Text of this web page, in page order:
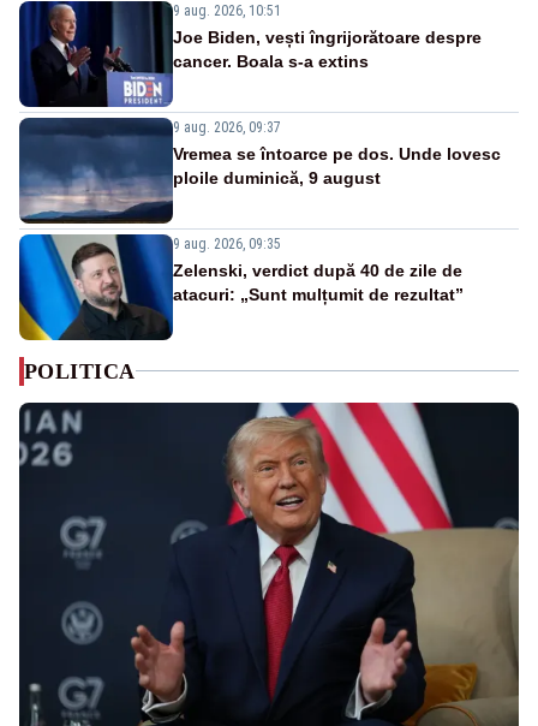
9 aug. 2026, 10:51
Joe Biden, vești îngrijorătoare despre
cancer. Boala s-a extins
9 aug. 2026, 09:37
Vremea se întoarce pe dos. Unde lovesc
ploile duminică, 9 august
9 aug. 2026, 09:35
Zelenski, verdict după 40 de zile de
atacuri: „Sunt mulțumit de rezultat”
POLITICA